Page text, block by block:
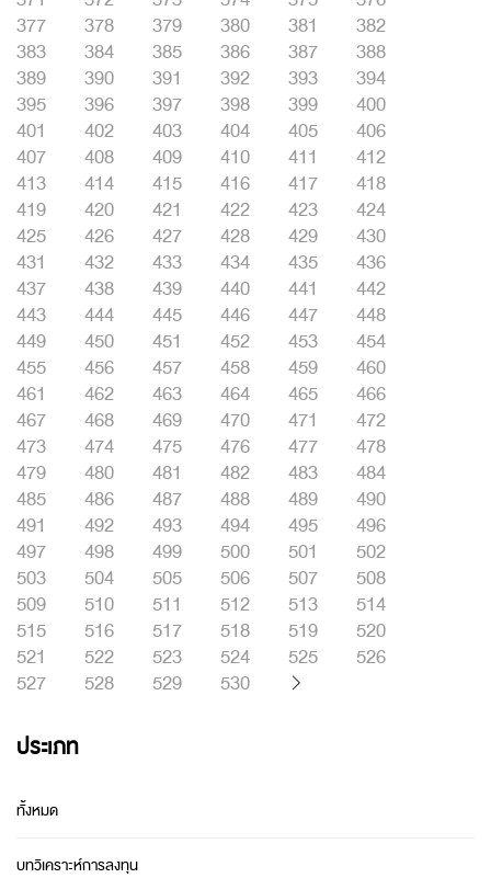
377
378 379 380 381
382
383
384 385 386 387
388
389
390 391 392 393
394
395
396 397 398 399
400
401
402 403 404 405
406
407
408 409 410 411
412
413
414 415 416 417
418
419
420 421 422 423
424
425
426 427 428 429
430
431
432 433 434 435
436
437
438 439 440 441
442
443
444 445 446 447
448
449
450 451 452 453
454
455
456 457 458 459
460
461
462 463 464 465
466
467
468 469 470 471
472
473
474 475 476 477
478
479
480 481 482 483
484
485
486 487 488 489
490
491
492 493 494 495
496
497
498 499 500 501
502
503
504 505 506 507
508
509
510 511 512 513
514
515
516 517 518 519
520
521
522 523 524 525
526
527
528 529 530
ประเภท
ทั้งหมด
บทวิเคราะห์การลงทุน